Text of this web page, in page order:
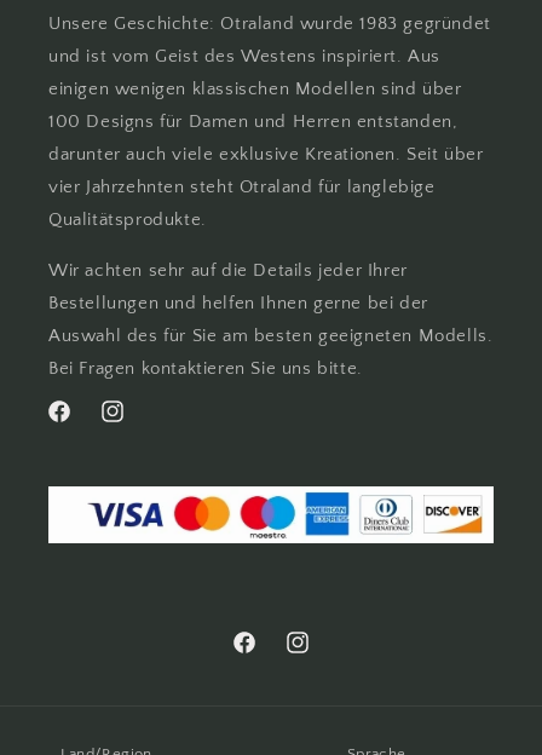
Unsere Geschichte: Otraland wurde 1983 gegründet
und ist vom Geist des Westens inspiriert. Aus
einigen wenigen klassischen Modellen sind über
100 Designs für Damen und Herren entstanden,
darunter auch viele exklusive Kreationen. Seit über
vier Jahrzehnten steht Otraland für langlebige
Qualitätsprodukte.
Wir achten sehr auf die Details jeder Ihrer
Bestellungen und helfen Ihnen gerne bei der
Auswahl des für Sie am besten geeigneten Modells.
Bei Fragen kontaktieren Sie uns bitte.
FacebookInstagram
FacebookInstagram